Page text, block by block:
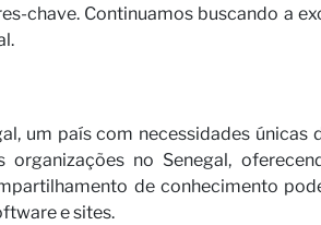
chave. Continuamos buscando a
um país com necessidades
organizações no Senegal,
de conhecimento
e sites.